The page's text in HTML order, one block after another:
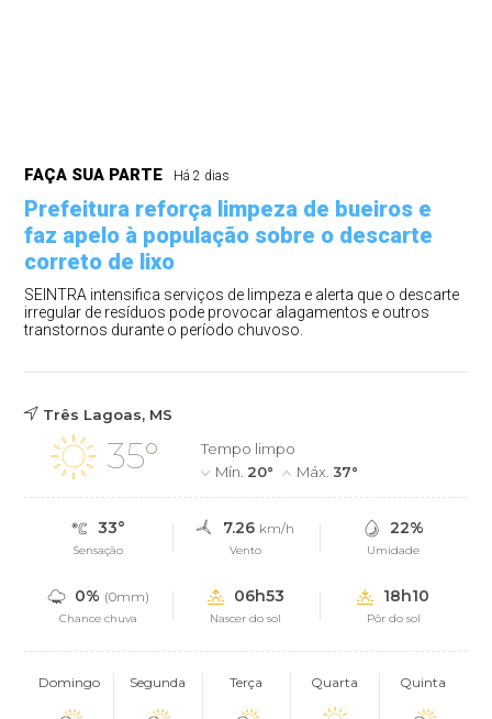
FAÇA SUA PARTE Há 2 dias
Prefeitura reforça limpeza de bueiros e
faz apelo à população sobre o descarte
correto de lixo
SEINTRA intensifica serviços de limpeza e alerta que o descarte
irregular de resíduos pode provocar alagamentos e outros
transtornos durante o período chuvoso.
Três Lagoas, MS
35°
Tempo limpo
Mín. 20° Máx.37°
33°
Sensação
7.26 km/h
Vento
22%
Umidade
0% (0mm)
Chance chuva
06h53
Nascer do sol
18h10
Pôr do sol
Domingo Segunda Terça Quarta Quinta